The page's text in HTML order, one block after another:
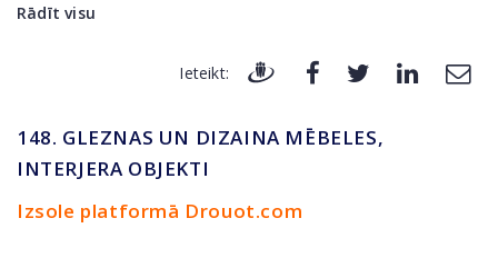
Rādīt visu
Ieteikt:
148. GLEZNAS UN DIZAINA MĒBELES,
INTERJERA OBJEKTI
Izsole platformā Drouot.com